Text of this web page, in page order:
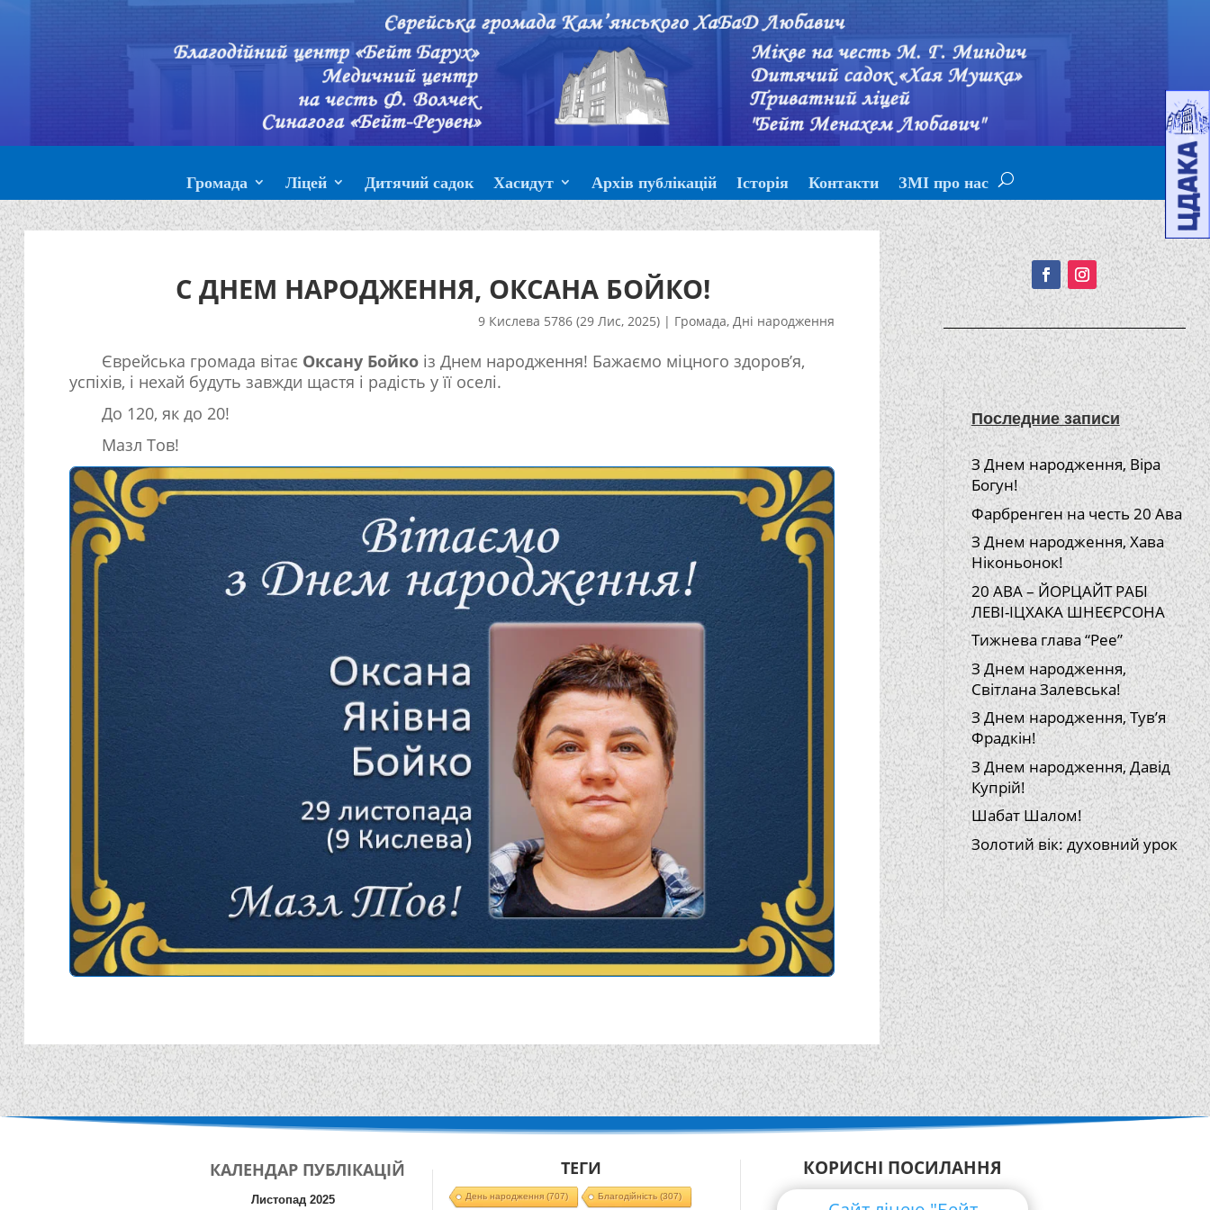
Громада Ліцей Дитячий садок Хасидут Архів публікацій Історія Контакти ЗМІ про нас
С ДНЕМ НАРОДЖЕННЯ, ОКСАНА БОЙКО!
9 Кислева 5786 (29 Лис, 2025)| Громада, Дні народження
Єврейська громада вітає Оксану Бойкоіз Днем народження! Бажаємо міцного здоров’я,
успіхів, і нехай будуть завжди щастя і радість у її оселі.
До 120, як до 20!
Мазл Тов!
Подписывайтесь!
Последние записи
З Днем народження, Віра
Богун!
Фарбренген на честь 20 Ава
З Днем народження, Хава
Ніконьонок!
20 АВА – ЙОРЦАЙТ РАБІ
ЛЕВІ-ІЦХАКА ШНЕЄРСОНА
Тижнева глава “Рее”
З Днем народження,
Світлана Залевська!
З Днем народження, Тув’я
Фрадкін!
З Днем народження, Давід
Купрій!
Шабат Шалом!
Золотий вік: духовний урок
КАЛЕНДАР ПУБЛІКАЦІЙ
Листопад 2025
ТЕГИ
День народження(707) Благодійність(307)
КОРИСНІ ПОСИЛАННЯ